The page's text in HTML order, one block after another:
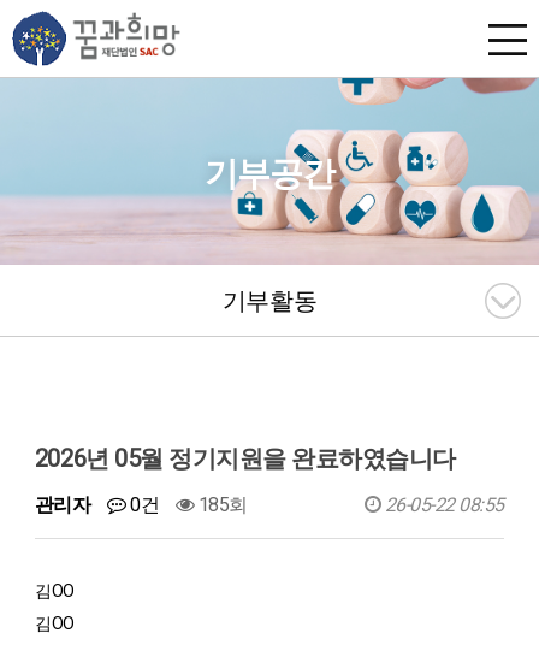
기부공간
기부활동
2026년 05월 정기지원을 완료하였습니다
관리자 0건 185회 26-05-22 08:55
김OO
김OO